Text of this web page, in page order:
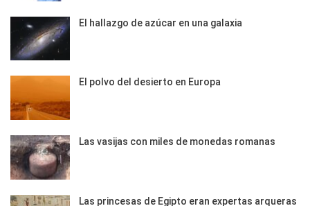
El hallazgo de azúcar en una galaxia
El polvo del desierto en Europa
Las vasijas con miles de monedas romanas
Las princesas de Egipto eran expertas arqueras